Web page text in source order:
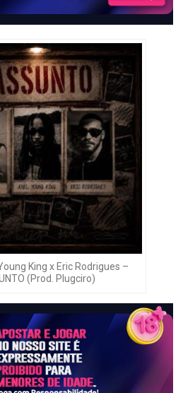
King x Eric Rodrigues –
(Prod. Plugciro)